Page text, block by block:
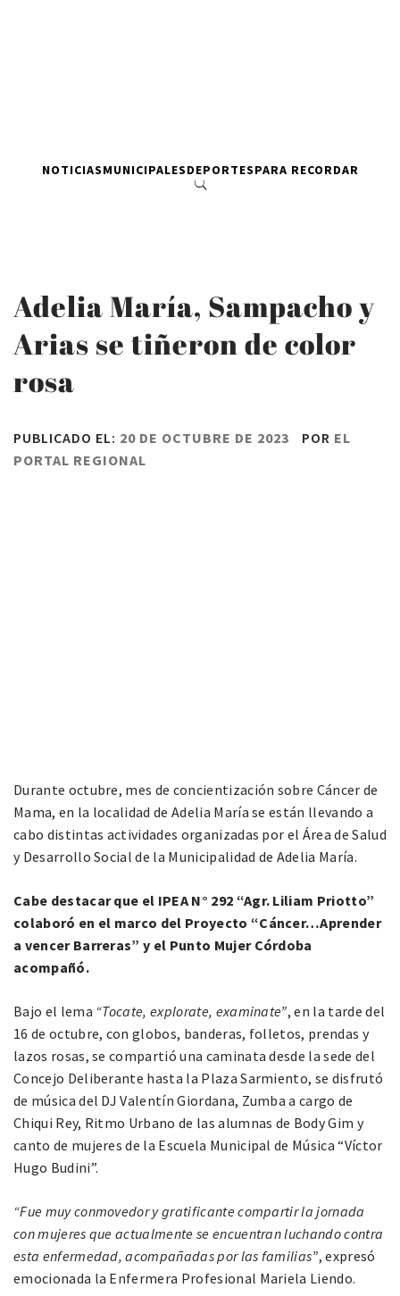
NOTICIASMUNICIPALESDEPORTESPARA RECORDAR
Adelia María, Sampacho y
Arias se tiñeron de color
rosa
PUBLICADO EL: 20 DE OCTUBRE DE 2023 POR EL
PORTAL REGIONAL
Durante octubre, mes de concientización sobre Cáncer de
Mama, en la localidad de Adelia María se están llevando a
cabo distintas actividades organizadas por el Área de Salud
y Desarrollo Social de la Municipalidad de Adelia María.
Cabe destacar que el IPEA N° 292 “Agr. Liliam Priotto”
colaboró en el marco del Proyecto “Cáncer…Aprender
a vencer Barreras” y el Punto Mujer Córdoba
acompañó.
Bajo el lema “Tocate, explorate, examinate”, en la tarde del
16 de octubre, con globos, banderas, folletos, prendas y
lazos rosas, se compartió una caminata desde la sede del
Concejo Deliberante hasta la Plaza Sarmiento, se disfrutó
de música del DJ Valentín Giordana, Zumba a cargo de
Chiqui Rey, Ritmo Urbano de las alumnas de Body Gim y
canto de mujeres de la Escuela Municipal de Música “Víctor
Hugo Budini”.
“Fue muy conmovedor y gratificante compartir la jornada
con mujeres que actualmente se encuentran luchando contra
esta enfermedad, acompañadas por las familias”, expresó
emocionada la Enfermera Profesional Mariela Liendo.